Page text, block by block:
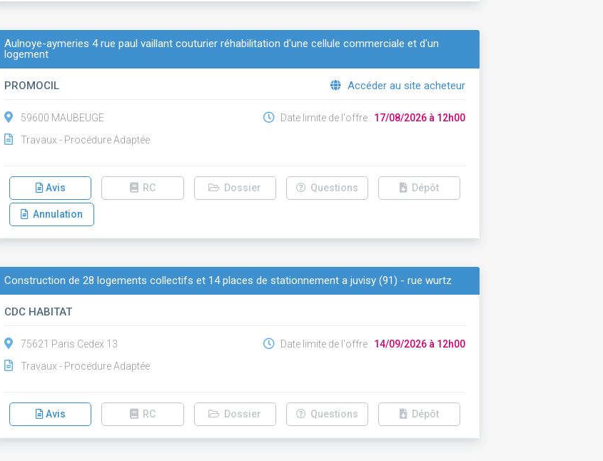
Aulnoye-aymeries 4 rue paul vaillant couturier réhabilitation d'une cellule commerciale et d'un
logement
PROMOCIL Accéder au site acheteur
59600 MAUBEUGE
Travaux - Procédure Adaptée
Date limite de l'offre : 17/08/2026 à 12h00
Avis RC Dossier Questions Dépôt
Annulation
Construction de 28 logements collectifs et 14 places de stationnement a juvisy (91) - rue wurtz
CDC HABITAT
75621 Paris Cedex 13
Travaux - Procédure Adaptée
Date limite de l'offre : 14/09/2026 à 12h00
Avis RC Dossier Questions Dépôt